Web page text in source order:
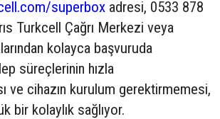
superbox adresi, 0533 878
Turkcell Çağrı Merkezi veya
kolayca başvuruda
süreçlerinin hızla
ve cihazın kurulum gerektirmemesi,
bir kolaylık sağlıyor.